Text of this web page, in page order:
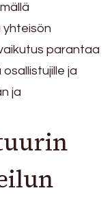
yhteisön
parantaa
ja
ja